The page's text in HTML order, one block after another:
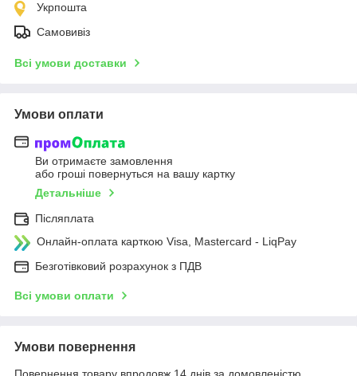
Укрпошта
Самовивіз
Всі умови доставки
Умови оплати
Ви отримаєте замовлення
або гроші повернуться на вашу картку
Детальніше
Післяплата
Онлайн-оплата карткою Visa, Mastercard - LiqPay
Безготівковий розрахунок з ПДВ
Всі умови оплати
Умови повернення
Повернення товару впродовж 14 днів за домовленістю